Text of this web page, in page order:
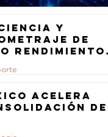
y
de
rendimiento
de
acelera
de